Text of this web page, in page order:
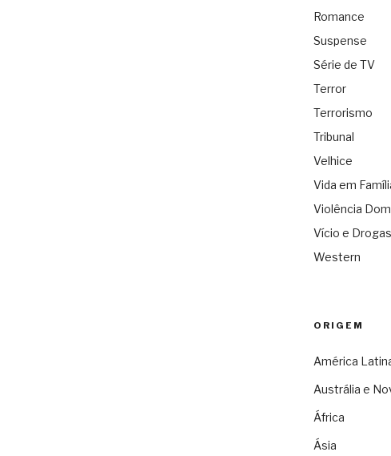
Romance
Suspense
Série de TV
Terror
Terrorismo
Tribunal
Velhice
Vida em
Violência
Vício e Drogas
Western
ORIGEM
América
Austrália e
África
Ásia